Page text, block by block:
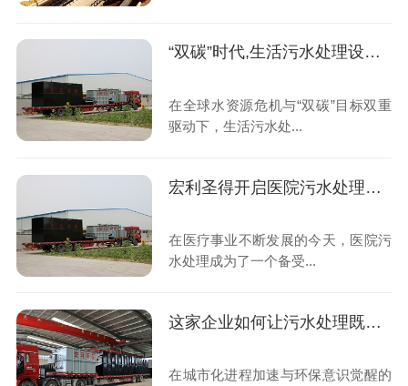
“双碳”时代,生活污水处理设备如何重塑绿色未来
在全球水资源危机与“双碳”目标双重
驱动下，生活污水处...
宏利圣得开启医院污水处理高效新时代
在医疗事业不断发展的今天，医院污
水处理成为了一个备受...
这家企业如何让污水处理既智能又省钱？
在城市化进程加速与环保意识觉醒的